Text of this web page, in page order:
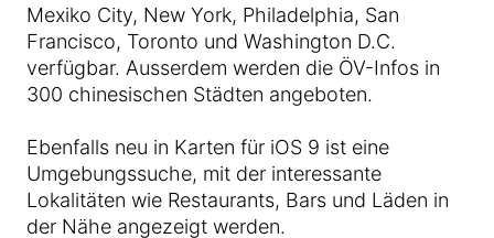
Mexiko City, New York, Philadelphia, San
Francisco, Toronto und Washington D.C.
verfügbar. Ausserdem werden die ÖV-Infos in
300 chinesischen Städten angeboten.
Ebenfalls neu in Karten für iOS 9 ist eine
Umgebungssuche, mit der interessante
Lokalitäten wie Restaurants, Bars und Läden in
der Nähe angezeigt werden.